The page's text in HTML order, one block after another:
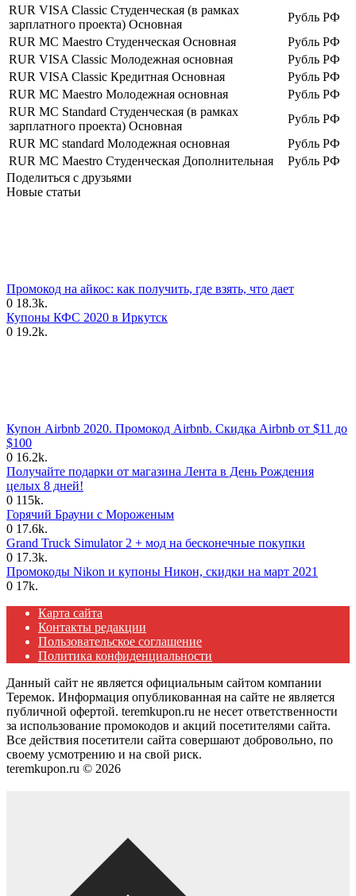
RUR VISA Classic Студенческая (в рамках
зарплатного проекта) Основная
Рубль РФ
RUR МС Maestro Студенческая Основная
Рубль РФ
RUR VISA Classic Молодежная основная
Рубль РФ
RUR VISA Classic Кредитная Основная
Рубль РФ
RUR MC Maestro Молодежная основная
Рубль РФ
RUR МС Standard Студенческая (в рамках
зарплатного проекта) Основная
Рубль РФ
RUR MC standard Молодежная основная
Рубль РФ
RUR МС Maestro Студенческая Дополнительная
Рубль РФ
Поделиться с друзьями
Новые статьи
Промокод на айкос: как получить, где взять, что дает
0 18.3k.
Купоны КФС 2020 в Иркутск
0 19.2k.
Купон Airbnb 2020. Промокод Airbnb. Скидка Airbnb от $11 до
$100
0 16.2k.
Получайте подарки от магазина Лента в День Рождения
целых 8 дней!
0 115k.
Горячий Брауни с Мороженым
0 17.6k.
Grand Truck Simulator 2 + мод на бесконечные покупки
0 17.3k.
Промокоды Nikon и купоны Никон, скидки на март 2021
0 17k.
Карта сайта
Контакты редакции
Пользовательское соглашение
Политика конфиденциальности
Данный сайт не является официальным сайтом компании
Теремок. Информация опубликованная на сайте не является
публичной офертой. teremkupon.ru не несет ответственности
за использование промокодов и акций посетителями сайта.
Все действия посетители сайта совершают добровольно, по
своему усмотрению и на свой риск.
teremkupon.ru © 2026